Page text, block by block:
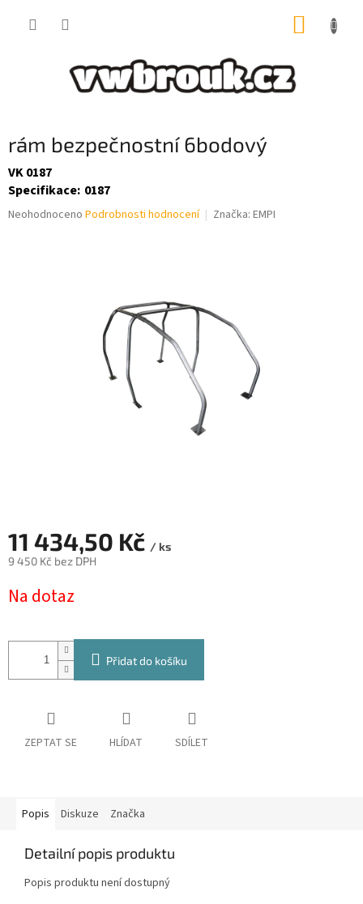
rám bezpečnostní 6bodový
VK 0187
Specifikace: 0187
Průměrné
Neohodnoceno Podrobnosti hodnocení Značka: EMPI
11 434,50 Kč / ks
9 450 Kč bez DPH
cena:
Na dotaz
Přidat do košíku
ZEPTAT SE HLÍDAT SDÍLET
Popis Diskuze Značka
Detailní popis produktu
Popis produktu není dostupný